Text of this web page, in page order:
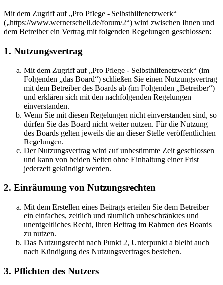
Mit dem Zugriff auf „Pro Pflege - Selbsthilfenetzwerk“
(„https://www.wernerschell.de/forum/2“) wird zwischen Ihnen und
dem Betreiber ein Vertrag mit folgenden Regelungen geschlossen:
1. Nutzungsvertrag
Mit dem Zugriff auf „Pro Pflege - Selbsthilfenetzwerk“ (im
Folgenden „das Board“) schließen Sie einen Nutzungsvertrag
mit dem Betreiber des Boards ab (im Folgenden „Betreiber“)
und erklären sich mit den nachfolgenden Regelungen
einverstanden.
Wenn Sie mit diesen Regelungen nicht einverstanden sind, so
dürfen Sie das Board nicht weiter nutzen. Für die Nutzung
des Boards gelten jeweils die an dieser Stelle veröffentlichten
Regelungen.
Der Nutzungsvertrag wird auf unbestimmte Zeit geschlossen
und kann von beiden Seiten ohne Einhaltung einer Frist
jederzeit gekündigt werden.
2. Einräumung von Nutzungsrechten
Mit dem Erstellen eines Beitrags erteilen Sie dem Betreiber
ein einfaches, zeitlich und räumlich unbeschränktes und
unentgeltliches Recht, Ihren Beitrag im Rahmen des Boards
zu nutzen.
Das Nutzungsrecht nach Punkt 2, Unterpunkt a bleibt auch
nach Kündigung des Nutzungsvertrages bestehen.
3. Pflichten des Nutzers